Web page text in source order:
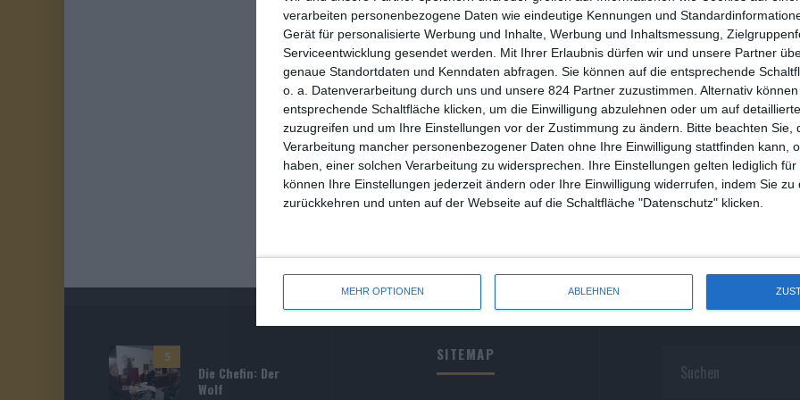
verarbeiten personenbezogene Daten wie eindeutige Kennungen und
Gerät für personalisierte Werbung und Inhalte, Werbung und Inhaltsmessung,
Serviceentwicklung gesendet werden.
Mit Ihrer Erlaubnis dürfen wir und unsere Partner
genaue Standortdaten und Kenndaten abfragen. Sie können auf die entsprechende
o. a. Datenverarbeitung durch uns und unsere 824 Partner zuzustimmen. Alternativ
entsprechende Schaltfläche klicken, um die Einwilligung abzulehnen oder um auf
zuzugreifen und um Ihre Einstellungen vor der Zustimmung zu ändern.
Bitte beachten Sie,
Verarbeitung mancher personenbezogener Daten ohne Ihre Einwilligung stattfinden kann,
haben, einer solchen Verarbeitung zu widersprechen. Ihre Einstellungen gelten lediglich
können Ihre Einstellungen jederzeit ändern oder Ihre Einwilligung widerrufen, indem Sie zu
zurückkehren und unten auf der Webseite auf die Schaltfläche "Datenschutz" klicken.
MEHR OPTIONEN ABLEHNEN
5
Die Chefin: Der
Wolf
SITEMAP